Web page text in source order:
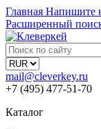
Главная Напишите
Расширенный
mail@cleverkey.ru
+7 (495) 477-51-70
Каталог